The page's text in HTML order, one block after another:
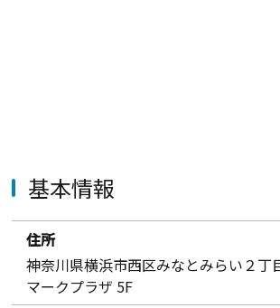
基本情報
住所
神奈川県横浜市西区みなとみらい２丁
マークプラザ 5F